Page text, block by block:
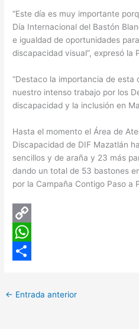
“Este día es muy importante
Día Internacional del Bastón
e igualdad de oportunidades
discapacidad visual”, expresó la
“Destaco la importancia de
nuestro intenso trabajo por los
discapacidad y la inclusión en
Hasta el momento el Área de
Discapacidad de DIF Mazatlán
sencillos y de araña y 23 más
dando un total de 53 bastones
por la Campaña Contigo Paso a
C
oW
← Entrada anterior